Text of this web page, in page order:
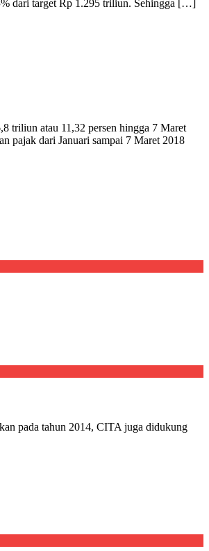
dari target Rp 1.295 triliun. Sehingga […]
triliun atau 11,32 persen hingga 7 Maret
pajak dari Januari sampai 7 Maret 2018
pada tahun 2014, CITA juga didukung